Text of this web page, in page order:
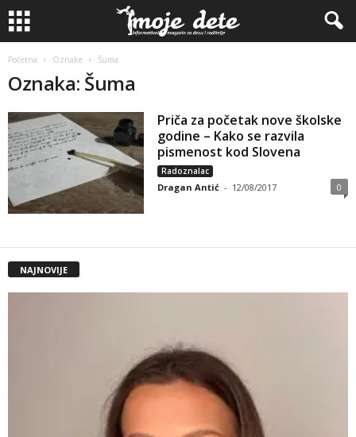
Početna Oznake Šuma
Oznaka: Šuma
Priča za početak nove školske
godine – Kako se razvila
pismenost kod Slovena
Radoznalac
Dragan Antić - 12/08/2017 0
NAJNOVIJE